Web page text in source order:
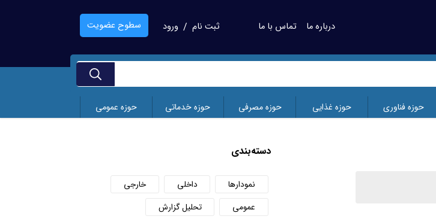
درباره ما تماس با ما ثبت نام / ورود سطوح عضویت
حوزه فناوری حوزه غذایی حوزه مصرفی حوزه خدماتی حوزه عمومی
دسته‌بندی
نمودارها داخلی
خارجی
عمومی
تحلیل گزارش